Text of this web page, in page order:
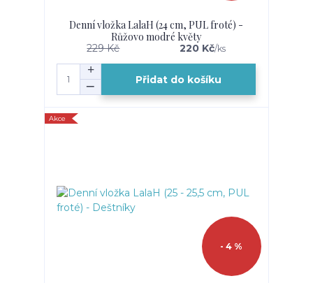
Denní vložka LalaH (24 cm, PUL froté) -
Růžovo modré květy
229 Kč 220 Kč/ks
Přidat do košíku
Akce
- 4 %